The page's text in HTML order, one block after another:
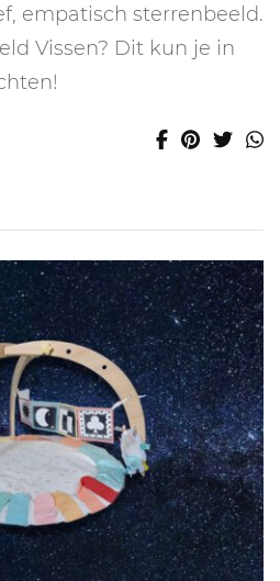
Vissen:
dit
empatisch sterrenbeeld.
Vissen? Dit kun je in